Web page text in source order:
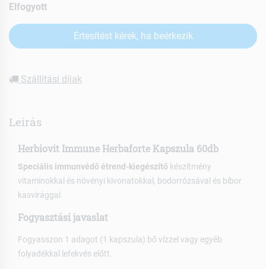
Elfogyott
Értesítést kérek, ha beérkezik
Szállítási díjak
Leírás
Herbiovit Immune Herbaforte Kapszula 60db
Speciális immunvédő étrend-kiegészítő készítmény
vitaminokkal és növényi kivonatokkal, bodorrózsával és bíbor
kasvirággal.
Fogyasztási javaslat
Fogyasszon 1 adagot (1 kapszula) bő vízzel vagy egyéb
folyadékkal lefekvés előtt.